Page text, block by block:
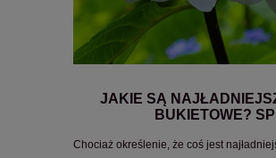
JAKIE SĄ
BUKIETOWE?
Chociaż określenie, że coś jest